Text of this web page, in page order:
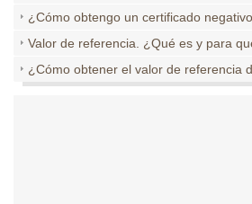
¿Cómo obtengo un certificado
Valor de referencia. ¿Qué es y para
¿Cómo obtener el valor de referencia